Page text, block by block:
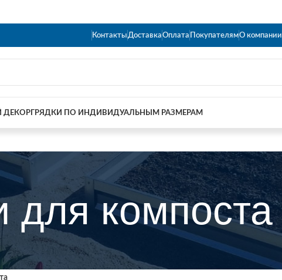
Контакты ДоставкаОплата ПокупателямО компании
ДЕКОР ГРЯДКИ ПО ИНДИВИДУАЛЬНЫМ РАЗМЕРАМ
компоста